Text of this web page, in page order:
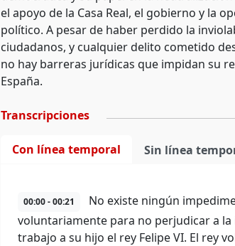
el apoyo de la Casa Real, el gobierno y la
político. A pesar de haber perdido la
ciudadanos, y cualquier delito cometido
no hay barreras jurídicas que impidan su
España.
Transcripciones
Con línea temporal Sin línea
00:00 - 00:21
No existe ningún
voluntariamente para no perjudicar a
trabajo a su hijo el rey Felipe VI. El rey